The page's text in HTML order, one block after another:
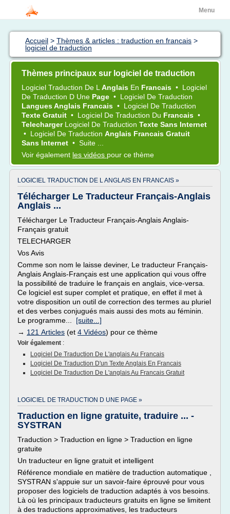
Menu
Accueil > Thèmes & articles : traduction en francais >
logiciel de traduction
Thèmes principaux sur logiciel de traduction
Logiciel Traduction De L Anglais En Francais • Logiciel
De Traduction D Une Page • Logiciel De Traduction
Langues Anglais Francais • Logiciel De Traduction
Texte Gratuit • Logiciel De Traduction Du Francais •
Telecharger Logiciel De Traduction Texte Sans Internet
• Logiciel De Traduction Anglais Francais Gratuit
Sans Internet • Suite ...
Voir également les vidéos pour ce thème
LOGICIEL TRADUCTION DE L ANGLAIS EN FRANCAIS »
Télécharger Le Traducteur Français-Anglais
Anglais ...
Télécharger Le Traducteur Français-Anglais Anglais-
Français gratuit
TELECHARGER
Vos Avis
Comme son nom le laisse deviner, Le traducteur Français-
Anglais Anglais-Français est une application qui vous offre
la possibilité de traduire le français en anglais, vice-versa.
Ce logiciel est super complet et pratique, en effet il met à
votre disposition un outil de correction des termes au pluriel
et des verbes conjugués mais aussi des mots au féminin.
Le programme... [suite...]
→ 121 Articles (et 4 Vidéos) pour ce thème
Voir également :
Logiciel De Traduction De L'anglais Au Francais
Logiciel De Traduction D'un Texte Anglais En Francais
Logiciel De Traduction De L'anglais Au Francais Gratuit
LOGICIEL DE TRADUCTION D UNE PAGE »
Traduction en ligne gratuite, traduire ... -
SYSTRAN
Traduction > Traduction en ligne > Traduction en ligne
gratuite
Un traducteur en ligne gratuit et intelligent
Référence mondiale en matière de traduction automatique ,
SYSTRAN s'appuie sur un savoir-faire éprouvé pour vous
proposer des logiciels de traduction adaptés à vos besoins.
Là où les principaux traducteurs gratuits en ligne se limitent
à des traductions approximatives, les traducteurs